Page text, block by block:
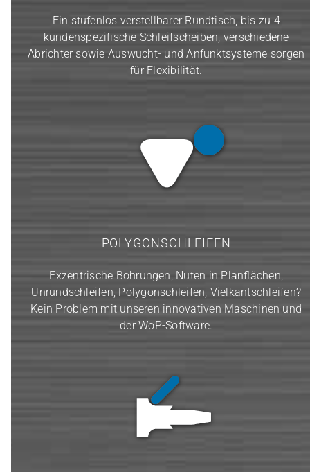
Ein stufenlos verstellbarer Rundtisch, bis zu 4
kundenspezifische Schleifscheiben, verschiedene
Abrichter sowie Auswucht- und Anfunktsysteme sorgen
für Flexibilität.
POLYGONSCHLEIFEN
Exzentrische Bohrungen, Nuten in Planflächen,
Unrundschleifen, Polygonschleifen, Vielkantschleifen?
Kein Problem mit unseren innovativen Maschinen und
der WoP-Software.